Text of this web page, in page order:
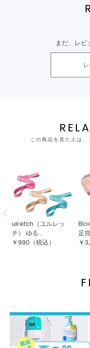
まだ、レビ
この商品を見た人は
ulretch（ユルレッ
チ） ゆる...
￥990 （税込）
足
￥